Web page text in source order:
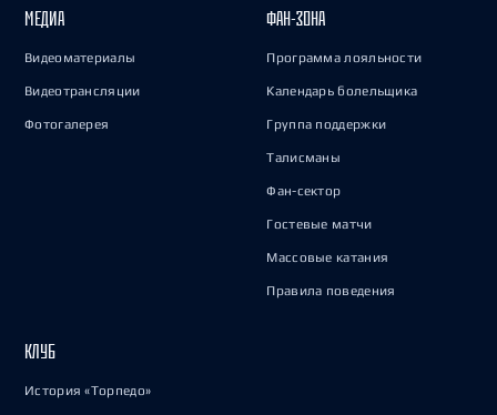
МЕДИА
Видеоматериалы
Видеотрансляции
Фотогалерея
ФАН-ЗОНА
Программа лояльности
Календарь болельщика
Группа поддержки
Талисманы
Фан-сектор
Гостевые матчи
Массовые катания
Правила поведения
КЛУБ
История «Торпедо»